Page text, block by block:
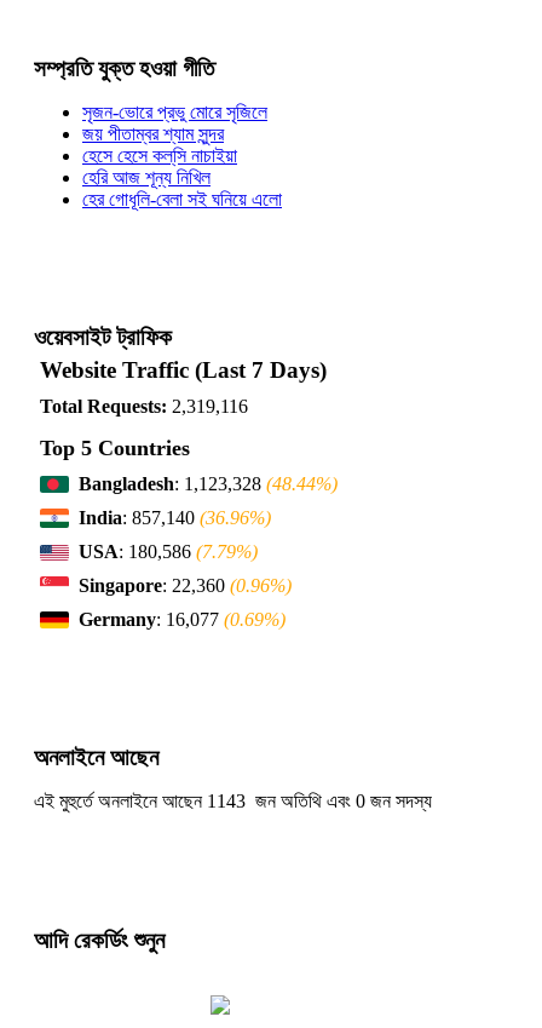
সম্প্রতি যুক্ত হওয়া গীতি
সৃজন-ভোরে প্রভু মোরে সৃজিলে
জয় পীতাম্বর শ্যাম সুন্দর
হেসে হেসে কল্‌সি নাচাইয়া
হেরি আজ শূন্য নিখিল
হের গোধূলি-বেলা সই ঘনিয়ে এলো
ওয়েবসাইট ট্রাফিক
Website Traffic (Last 7 Days)
Total Requests: 2,319,116
Top 5 Countries
Bangladesh: 1,123,328 (48.44%)
India: 857,140 (36.96%)
USA: 180,586 (7.79%)
Singapore: 22,360 (0.96%)
Germany: 16,077 (0.69%)
অনলাইনে আছেন
এই মুহুর্তে অনলাইনে আছেন 1143 জন অতিথি এবং 0 জন সদস্য
আদি রেকর্ডিং শুনুন